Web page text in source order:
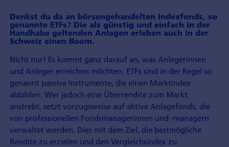
Denkst du da an börsengehandelten Indexfonds, so
genannte ETFs? Die als günstig und einfach in der
Handhabe geltenden Anlagen erleben auch in der
Schweiz einen Boom.
Nicht nur! Es kommt ganz darauf an, was Anlegerinnen
und Anleger erreichen möchten. ETFs sind in der Regel so
genannt passive Instrumente, die einen Marktindex
abbilden. Wer jedoch eine Überrendite zum Markt
anstrebt, setzt vorzugsweise auf aktive Anlagefonds, die
von professionellen Fondsmanagerinnen und -managern
verwaltet werden. Dies mit dem Ziel, die bestmögliche
Rendite zu erzielen und den Vergleichsindex zu